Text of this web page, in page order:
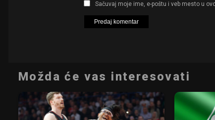
Sačuvaj moje ime, e-poštu i veb mesto u
Možda će vas interesovati